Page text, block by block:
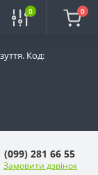
Код:
0 0
(099) 281 66 55
Замовити дзвінок